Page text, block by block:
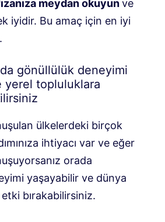
meydan okuyunve
iyidir. Bu amaç için en iyi
gönüllülük deneyimi
yerel topluluklara
ülkelerdeki birçok
ihtiyacı var ve eğer
orada
yaşayabilir ve dünya
bırakabilirsiniz.